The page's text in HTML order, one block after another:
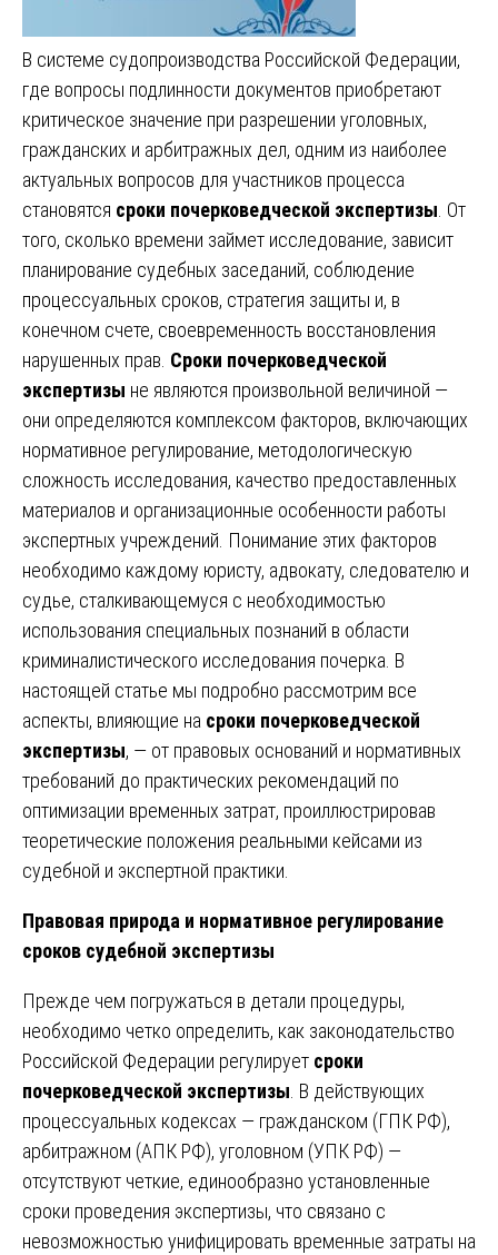
В системе судопроизводства Российской Федерации,
где вопросы подлинности документов приобретают
критическое значение при разрешении уголовных,
гражданских и арбитражных дел, одним из наиболее
актуальных вопросов для участников процесса
становятся сроки почерковедческой экспертизы . От
того, сколько времени займет исследование, зависит
планирование судебных заседаний, соблюдение
процессуальных сроков, стратегия защиты и, в
конечном счете, своевременность восстановления
нарушенных прав. Сроки почерковедческой
экспертизы не являются произвольной величиной —
они определяются комплексом факторов, включающих
нормативное регулирование, методологическую
сложность исследования, качество предоставленных
материалов и организационные особенности работы
экспертных учреждений. Понимание этих факторов
необходимо каждому юристу, адвокату, следователю и
судье, сталкивающемуся с необходимостью
использования специальных познаний в области
криминалистического исследования почерка. В
настоящей статье мы подробно рассмотрим все
аспекты, влияющие на сроки почерковедческой
экспертизы, — от правовых оснований и нормативных
требований до практических рекомендаций по
оптимизации временных затрат, проиллюстрировав
теоретические положения реальными кейсами из
судебной и экспертной практики.
Правовая природа и нормативное регулирование
сроков судебной экспертизы
Прежде чем погружаться в детали процедуры,
необходимо четко определить, как законодательство
Российской Федерации регулирует сроки
почерковедческой экспертизы . В действующих
процессуальных кодексах — гражданском (ГПК РФ),
арбитражном (АПК РФ), уголовном (УПК РФ) —
отсутствуют четкие, единообразно установленные
сроки проведения экспертизы, что связано с
невозможностью унифицировать временные затраты на